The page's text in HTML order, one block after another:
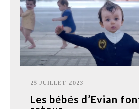
25 JUILLET 2023
Les bébés d’Evian